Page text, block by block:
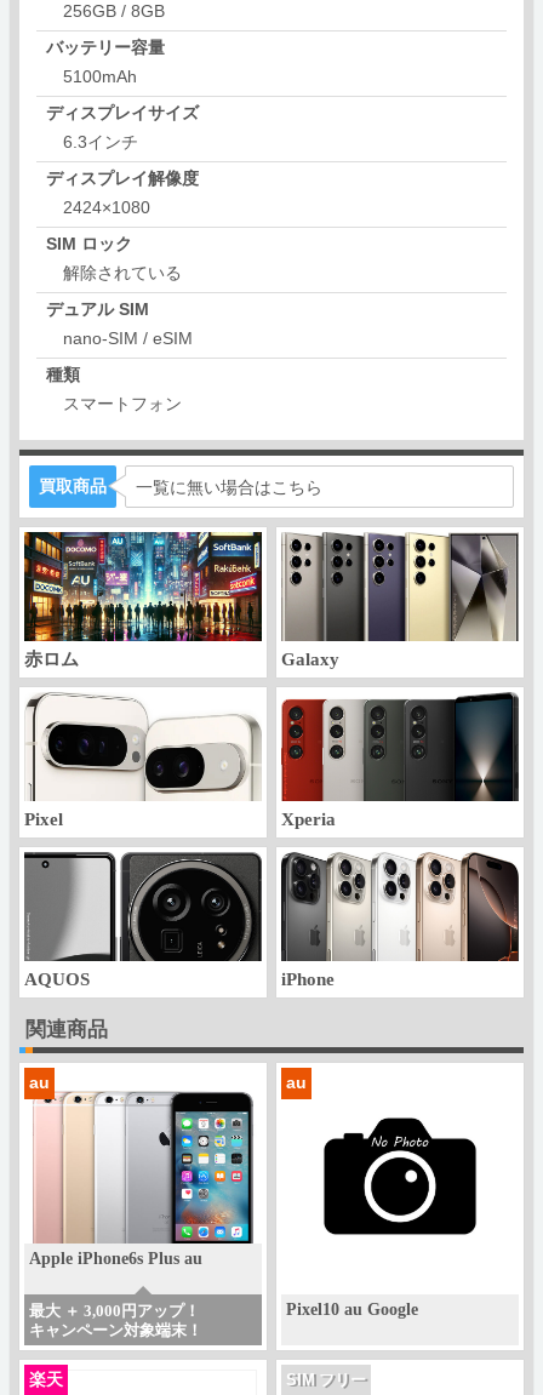
256GB / 8GB
バッテリー容量
5100mAh
ディスプレイサイズ
6.3インチ
ディスプレイ解像度
2424×1080
SIM ロック
解除されている
デュアル SIM
nano-SIM / eSIM
種類
スマートフォン
買取商品 一覧に無い場合はこちら
赤ロム Galaxy
Pixel Xperia
AQUOS iPhone
関連商品
au
Apple iPhone6s Plus au
最大 ＋ 3,000円アップ！
キャンペーン対象端末！
au
Pixel10 au Google
楽天 SIM フリー